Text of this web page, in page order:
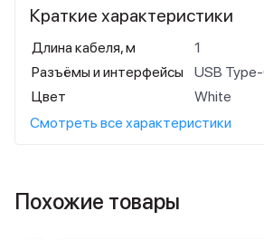
Краткие характеристики
Длина кабеля, м
1
Разъёмы и интерфейсы
USB
Цвет
White
Смотреть все характеристики
Похожие товары